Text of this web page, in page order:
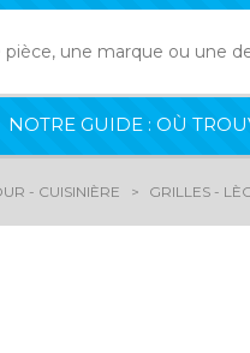
NOTRE GUIDE : OÙ
- CUISINIÈRE GRILLES -